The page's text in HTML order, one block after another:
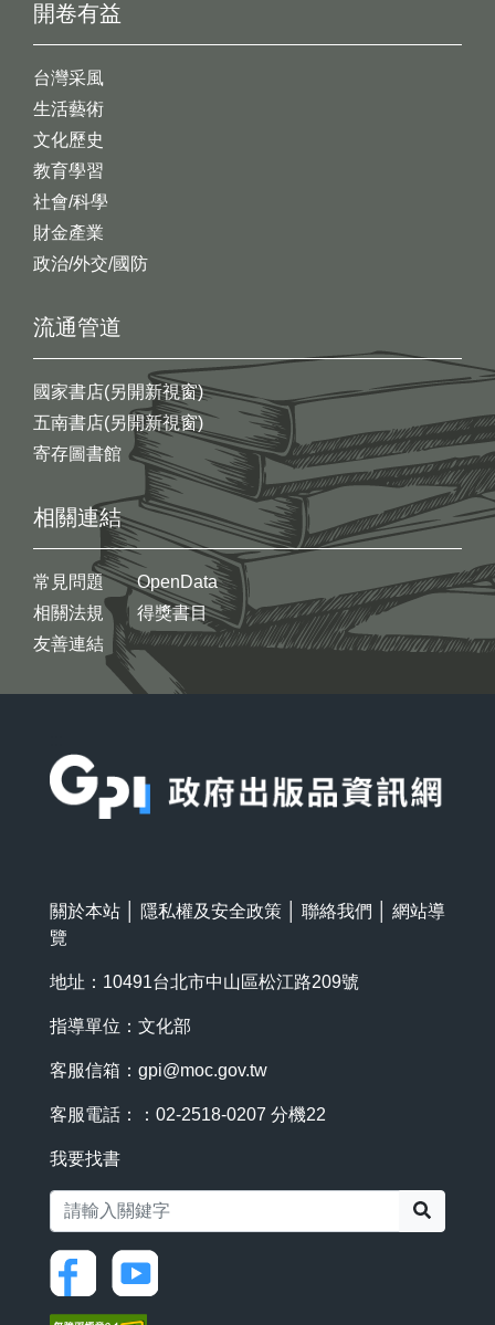
開卷有益
台灣采風
生活藝術
文化歷史
教育學習
社會/科學
財金產業
政治/外交/國防
流通管道
國家書店(另開新視窗)
五南書店(另開新視窗)
寄存圖書館
相關連結
常見問題
相關法規
友善連結
OpenData
得獎書目
關於本站 隱私權及安全政策 聯絡我們
網站導
覽
地址：10491台北市中山區松江路209號
指導單位：文化部
客服信箱： gpi@moc.gov.tw
客服電話：：02-2518-0207 分機22
我要找書